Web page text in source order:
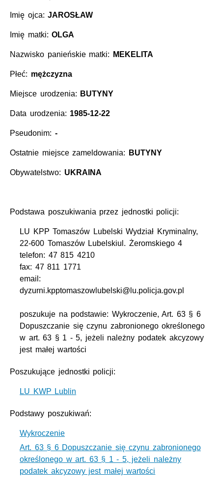
Imię ojca:JAROSŁAW
Imię matki:OLGA
Nazwisko panieńskie matki: MEKELITA
Płeć: mężczyzna
Miejsce urodzenia: BUTYNY
Data urodzenia: 1985-12-22
Pseudonim: -
Ostatnie miejsce zameldowania: BUTYNY
Obywatelstwo: UKRAINA
Podstawa poszukiwania przez jednostki policji:
LU KPP Tomaszów Lubelski Wydział Kryminalny,
22-600 Tomaszów Lubelskiul. Żeromskiego 4
telefon: 47 815 4210
fax: 47 811 1771
email:
dyzurni.kpptomaszowlubelski@lu.policja.gov.pl
poszukuje na podstawie: Wykroczenie, Art. 63 § 6
Dopuszczanie się czynu zabronionego określonego
w art. 63 § 1 - 5, jeżeli należny podatek akcyzowy
jest małej wartości
Poszukujące jednostki policji:
LU KWP Lublin
Podstawy poszukiwań:
Wykroczenie
Art. 63 § 6 Dopuszczanie się czynu zabronionego
określonego w art. 63 § 1 - 5, jeżeli należny
podatek akcyzowy jest małej wartości